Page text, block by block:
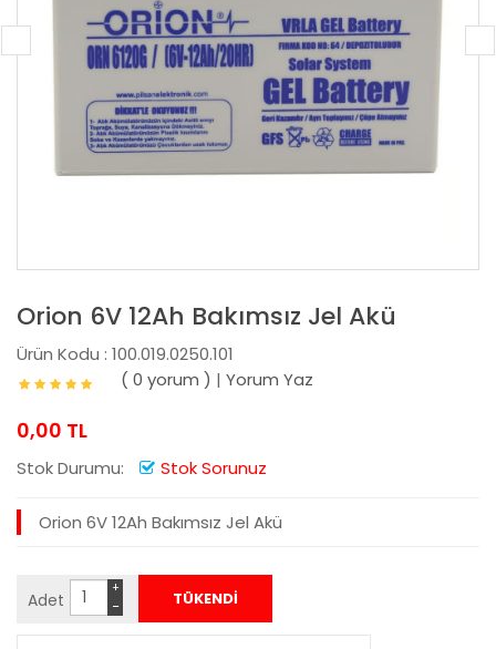
Orion 6V 12Ah Bakımsız Jel Akü
Ürün Kodu : 100.019.0250.101
( 0 yorum ) | Yorum Yaz
0,00 TL
Stok Durumu: Stok Sorunuz
Orion 6V 12Ah Bakımsız Jel Akü
Adet −
+